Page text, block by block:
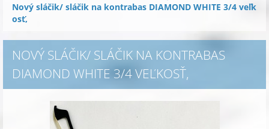
Nový sláčik/ sláčik na kontrabas DIAMOND WHITE 3/4 veľk
osť,
NOVÝ SLÁČIK/ SLÁČIK NA KONTRABAS
DIAMOND WHITE 3/4 VEĽKOSŤ,